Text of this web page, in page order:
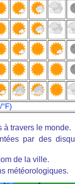
à travers le monde.
par des
de la ville.
météorologiques.